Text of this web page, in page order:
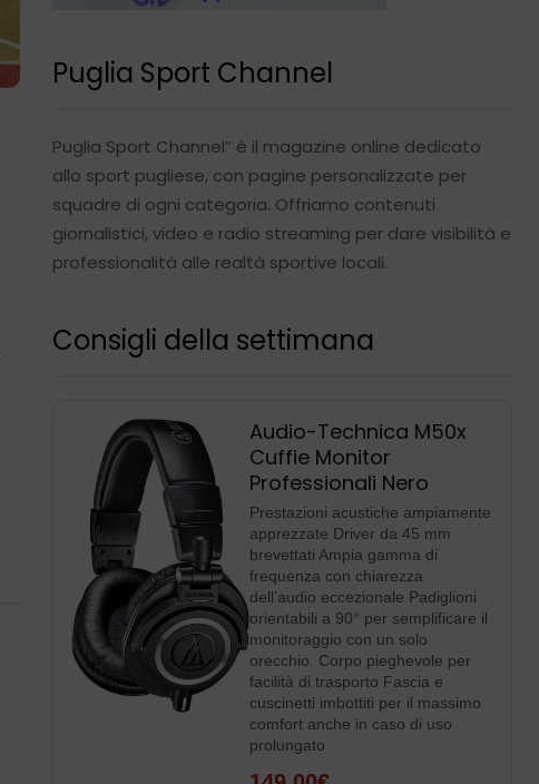
69,00€
Puglia Sport Channel
Puglia Sport Channel” è il magazine online dedicato
allo sport pugliese, con pagine personalizzate per
professionalità alle realtà sportive locali.
Consigli della settimana
Audio-Technica M50x
Cuffie Monitor
Professionali Nero
Prestazioni acustiche ampiamente
apprezzate Driver da 45 mm
brevettati Ampia gamma di
frequenza con chiarezza
dell’audio eccezionale Padiglioni